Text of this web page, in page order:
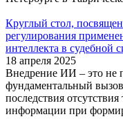
Круглый стол,
регулирования
интеллекта в судебной
18 апреля 2025
Внедрение ИИ – это не
фундаментальный
последствия
информации при